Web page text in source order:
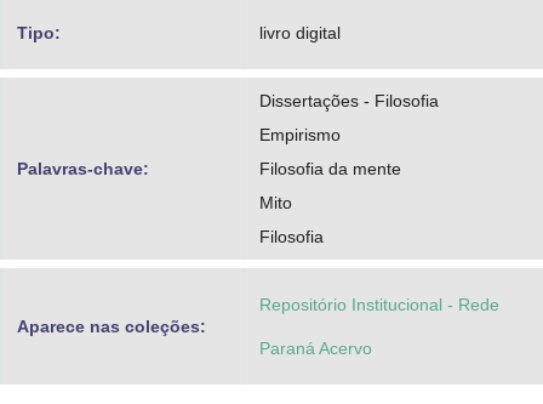
Tipo: livro digital
Palavras-chave:
Dissertações - Filosofia
Empirismo
Filosofia da mente
Mito
Filosofia
Aparece nas coleções:
Repositório Institucional - Rede
Paraná Acervo